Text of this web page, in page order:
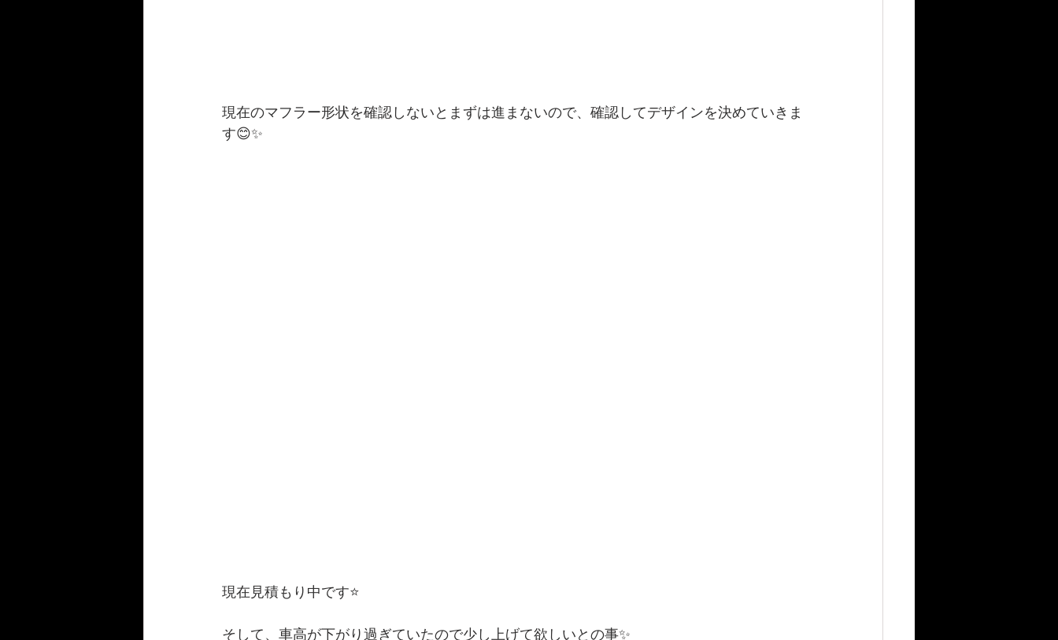
現在のマフラー形状を確認しないとまずは進まないので、確認してデザインを決めていきま
す😊✨
現在見積もり中です⭐️
そして、車高が下がり過ぎていたので少し上げて欲しいとの事✨